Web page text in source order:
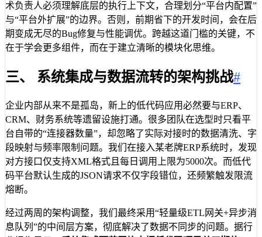
术负责人必须理解底层的执行上下文，合理划分“平台内配置”
与“平台外扩展”的边界。否则，前期省下的开发时间，会在后
期变成无尽的Bug修复与性能调优。跨越这道门槛的关键，不
在于学会更多组件，而在于建立清晰的模块化思维。
三、 系统集成与数据流转的架构挑战#
企业内部从来不是孤岛，新上的低代码应用必然要与ERP、
CRM、财务系统等遗留设施打通。很多团队在选型时只看平
台自带的“连接器数量”，却忽略了实际对接时的数据清洗、字
段映射与频率限制问题。我们在接入某老牌ERP系统时，发现
对方接口仅支持XML格式且每日调用上限为5000次。而低代
码平台默认生成的JSON请求不仅字段错位，还频繁触发限流
熔断。
经过两周的架构调整，我们最终采用“轻量级ETL网关+异步消
息队列”的中间层方案，彻底解决了数据不同步的问题。据行